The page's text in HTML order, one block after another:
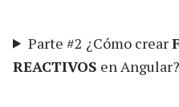
Parte #2 ¿Cómo crear
REACTIVOS en Angular?